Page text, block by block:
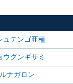
ュテンゴ亜種
ウグンギザミ
ルナガロン